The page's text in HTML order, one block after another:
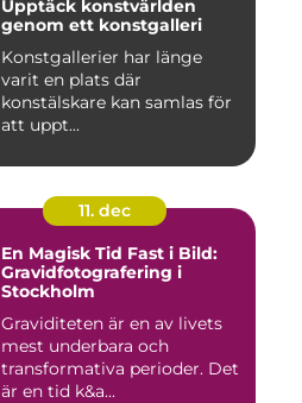
Upptäck konstvärlden
genom ett konstgalleri
Konstgallerier har länge
varit en plats där
konstälskare kan samlas för
att uppt...
11. dec
En Magisk Tid Fast i Bild:
Gravidfotografering i
Stockholm
Graviditeten är en av livets
mest underbara och
transformativa perioder. Det
är en tid k&a...